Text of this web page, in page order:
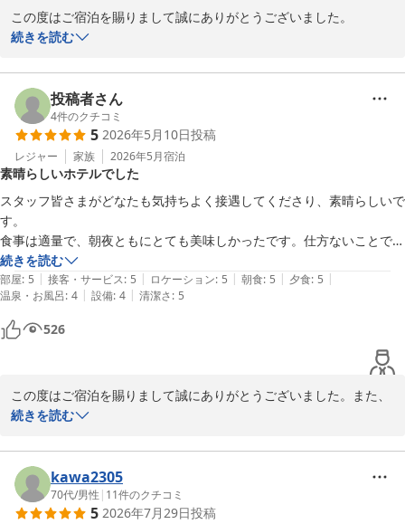
ょうど夕食時に夕日が落ちてしまい夕景が見られなかったので、次回は
時間を考えたいと思います。
この度はご宿泊を賜りまして誠にありがとうございました。
また、お食事にご満足いただけました事嬉しい限りでございます。
たてやま鏡ヶ浦温泉 館山シーサイドホテル
2026-05-19
続きを読む
投稿者さん
4件のクチコミ
5 2026年5月10日投稿
レジャー 家族 2026年5月宿泊
素晴らしいホテルでした
スタッフ皆さまがどなたも気持ちよく接遇してくださり、素晴らしいで
す。
食事は適量で、朝夜ともにとても美味しかったです。仕方ないことです
が、遅い時間だと片付けが始まり忙しなく感じます。
建物は古いですが、別館の部屋は広くリノベーションされていて綺麗
で、海に面した景色は抜群、晴れている日のサンセットは一見の価値あ
り。
大浴場は古さを感じますが、広くて気持ち良いです。窓が濁っていたの
続きを読む
部屋: 5 | 接客・サービス: 5 | ロケーション: 5 | 朝食: 5 | 夕食: 5 |
温泉・お風呂: 4 | 設備: 4 | 清潔さ: 5
526
この度はご宿泊を賜りまして誠にありがとうございました。また、
お食事やお部屋にご満足いただけました事，そして『素晴らしいホ
お客様にお泊り頂きましたアネックス館のエグゼクティブルームは
51平方メートルと広く椰子の木に囲まれた館山湾の景色もリゾート
感満載で晴れた日には夕日と富士山がすごく綺麗に見える絶好のロ
ケーションと自負しております。
続きを読む
kawa2305
70代/男性 | 11件のクチコミ
5 2026年7月29日投稿